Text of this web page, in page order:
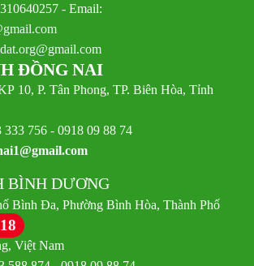
- Email:
ĐỒNG NAI
10, P. Tân Phong, TP. Biên Hòa, Tỉnh
756 - 0918 09 88 74
BÌNH DƯƠNG
Bình Đa, Phường Bình Hòa, Thành Phố
Việt Nam